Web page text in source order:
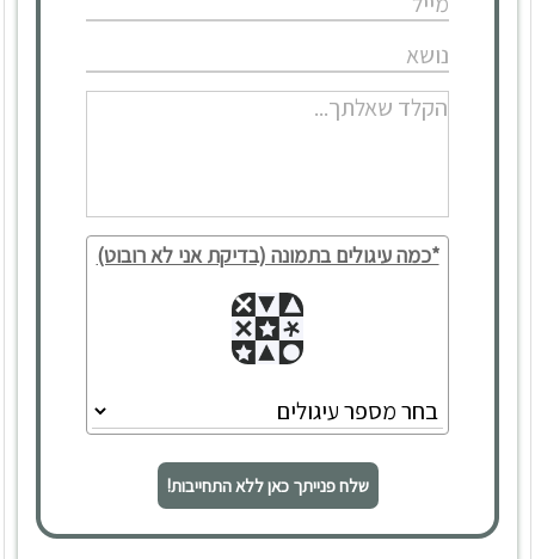
צמצם
*כמה עיגולים בתמונה (בדיקת אני לא רובוט)
שלח פנייתך כאן ללא התחייבות!